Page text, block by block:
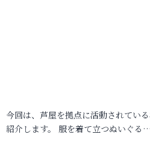
今回は、芦屋を拠点に活動されてい
紹介します。 服を着て立つぬいぐる…